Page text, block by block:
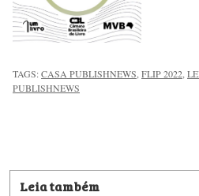
TAGS:CASA PUBLISHNEWS FLIP 2022
PUBLISHNEWS
Leia também